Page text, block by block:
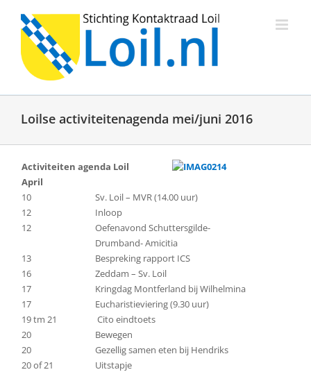
inhoud
Loilse activiteitenagenda mei/juni 2016
Activiteiten agenda Loil
April
10
Sv. Loil – MVR (14.00 uur)
12
Inloop
12
Oefenavond Schuttersgilde-
Drumband- Amicitia
13
Bespreking rapport ICS
16
Zeddam – Sv. Loil
17
Kringdag Montferland bij Wilhelmina
17
Eucharistieviering (9.30 uur)
19 tm 21
Cito eindtoets
20
Bewegen
20
Gezellig samen eten bij Hendriks
20 of 21
Uitstapje